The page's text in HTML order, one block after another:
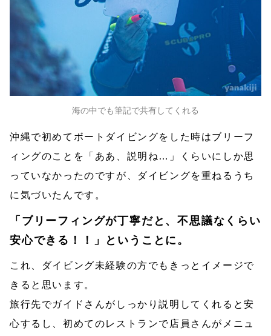
海の中でも筆記で共有してくれる
沖縄で初めてボートダイビングをした時はブリーフ
ィングのことを「ああ、説明ね…」くらいにしか思
っていなかったのですが、ダイビングを重ねるうち
に気づいたんです。
「ブリーフィングが丁寧だと、不思議なくらい
安心できる！！」ということに。
これ、ダイビング未経験の方でもきっとイメージで
きると思います。
旅行先でガイドさんがしっかり説明してくれると安
心するし、初めてのレストランで店員さんがメニュ